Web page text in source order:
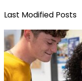
Last Modified Posts